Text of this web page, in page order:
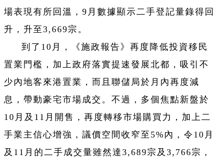
場表現有所回溫，9月數據顯示二手登記量錄得回
升，升至3,669宗。
到了10月，《施政報告》再度降低投資移民
置業門檻，加上政府落實提速發展北都，吸引不
少內地客來港置業，而且聯儲局於月內再度減
息，帶動豪宅市場成交。不過，多個焦點新盤於
10月及11月開售，再度轉移市場購買力，加上二
手業主信心增強，議價空間收窄至5%內，令10月
及11月的二手成交量雖然達3,689宗及3,766宗，